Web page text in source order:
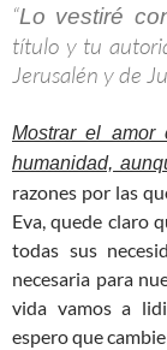
“Lo vestiré
título y tu
Jerusalén y de
Mostrar el
humanidad,
razones por las
Eva, quede claro
todas sus
necesaria para
vida vamos a
espero que